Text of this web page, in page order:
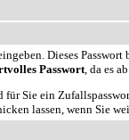
Dieses
Passwort, da es
für Sie ein
lassen, wenn Sie